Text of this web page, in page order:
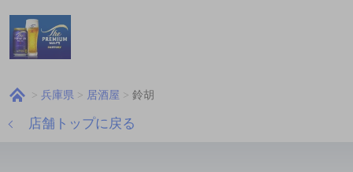
兵庫県 居酒屋 鈴胡
店舗トップに戻る